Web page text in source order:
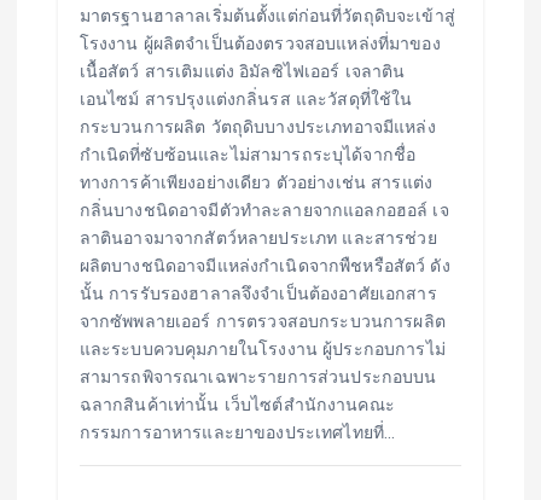
มาตรฐานฮาลาลเริ่มต้นตั้งแต่ก่อนที่วัตถุดิบจะเข้าสู่
โรงงาน ผู้ผลิตจำเป็นต้องตรวจสอบแหล่งที่มาของ
เนื้อสัตว์ สารเติมแต่ง อิมัลซิไฟเออร์ เจลาติน
เอนไซม์ สารปรุงแต่งกลิ่นรส และวัสดุที่ใช้ใน
กระบวนการผลิต วัตถุดิบบางประเภทอาจมีแหล่ง
กำเนิดที่ซับซ้อนและไม่สามารถระบุได้จากชื่อ
ทางการค้าเพียงอย่างเดียว ตัวอย่างเช่น สารแต่ง
กลิ่นบางชนิดอาจมีตัวทำละลายจากแอลกอฮอล์ เจ
ลาตินอาจมาจากสัตว์หลายประเภท และสารช่วย
ผลิตบางชนิดอาจมีแหล่งกำเนิดจากพืชหรือสัตว์ ดัง
นั้น การรับรองฮาลาลจึงจำเป็นต้องอาศัยเอกสาร
จากซัพพลายเออร์ การตรวจสอบกระบวนการผลิต
และระบบควบคุมภายในโรงงาน ผู้ประกอบการไม่
สามารถพิจารณาเฉพาะรายการส่วนประกอบบน
ฉลากสินค้าเท่านั้น เว็บไซต์สำนักงานคณะ
กรรมการอาหารและยาของประเทศไทยที่…